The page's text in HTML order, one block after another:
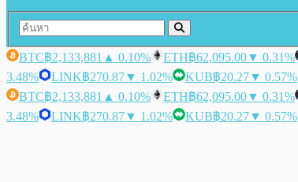
BTC฿2,133,881 ▲ 0.10% ETH฿62,095.00▼ 0.31%
3.48%
LINK฿270.87▼ 1.02% KUB฿20.27▼ 0.57%
BTC฿2,133,881 ▲ 0.10% ETH฿62,095.00▼ 0.31%
3.48%
LINK฿270.87▼ 1.02% KUB฿20.27▼ 0.57%